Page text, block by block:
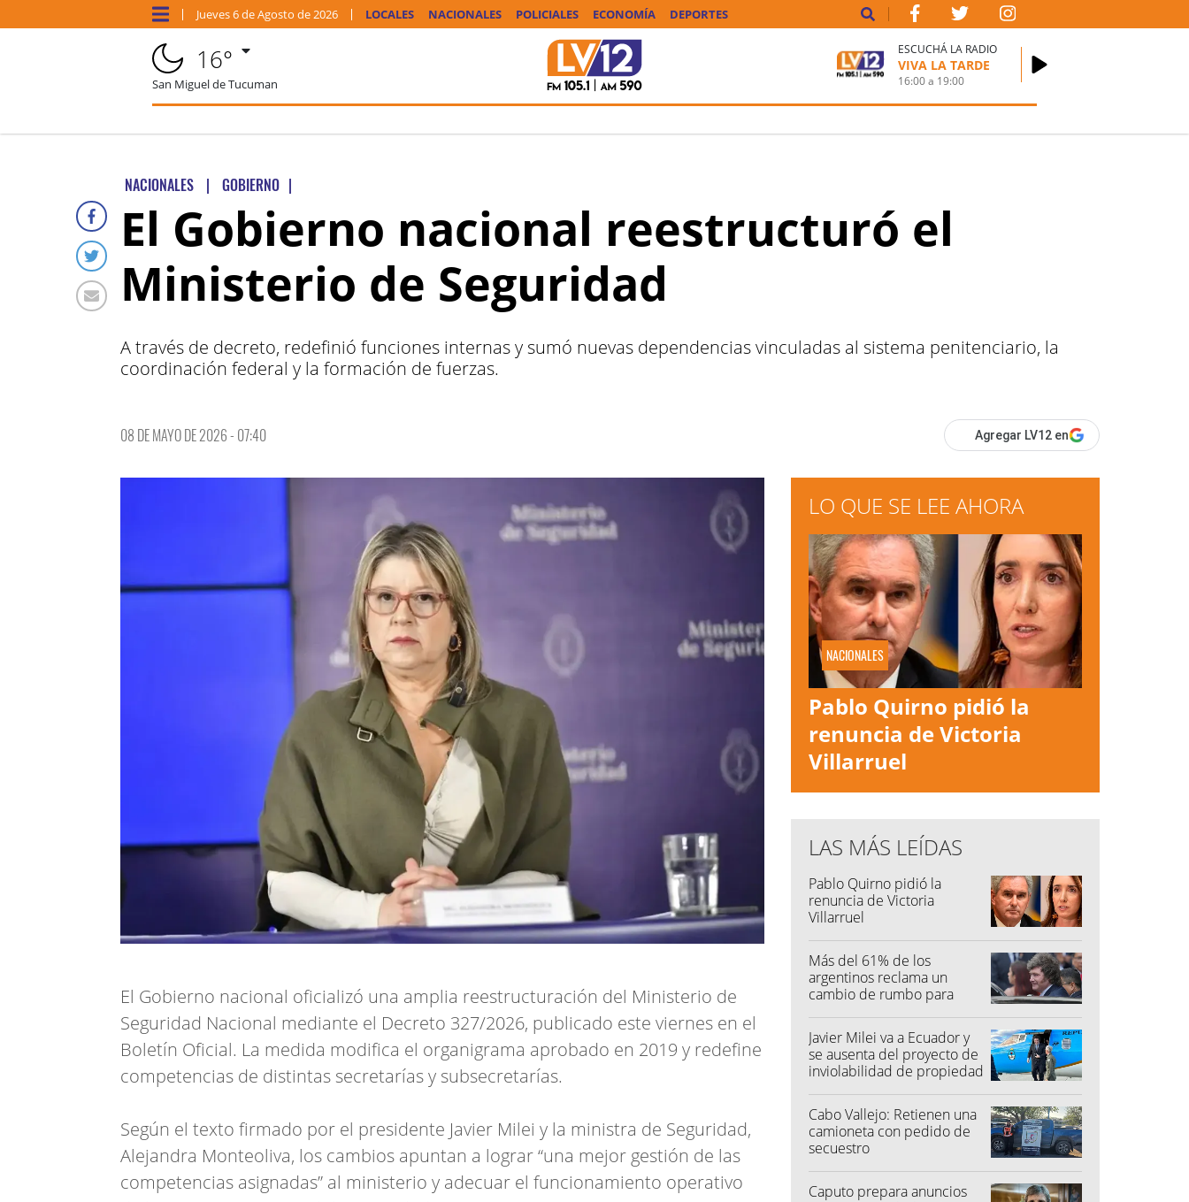
Jueves6 deAgosto de 2026 LOCALES NACIONALES POLICIALES ECONOMÍA DEPORTES
16°
San Miguel de Tucuman
ESCUCHÁ LA RADIO
VIVA LA TARDE
16:00a 19:00
NACIONALES | GOBIERNO |
El Gobierno nacional reestructuró el
Ministerio de Seguridad
A través de decreto, redefinió funciones internas y sumó nuevas dependencias vinculadas al sistema penitenciario, la
coordinación federal y la formación de fuerzas.
08 DE MAYO DE 2026 - 07:40 Agregar LV12 en
El Gobierno nacional oficializó una amplia reestructuración del Ministerio de
Seguridad Nacional mediante el Decreto 327/2026, publicado este viernes en el
Boletín Oficial. La medida modifica el organigrama aprobado en 2019 y redefine
competencias de distintas secretarías y subsecretarías.
Según el texto firmado por el presidente Javier Milei y la ministra de Seguridad,
Alejandra Monteoliva, los cambios apuntan a lograr “una mejor gestión de las
competencias asignadas” al ministerio y adecuar el funcionamiento operativo
LO QUE SE LEE AHORA
NACIONALES
Pablo Quirno pidió la
renuncia de Victoria
Villarruel
LAS MÁS LEÍDAS
Pablo Quirno pidió la
renuncia de Victoria
Villarruel
Más del 61% de los
argentinos reclama un
cambio de rumbo para
Javier Milei va a Ecuador y
se ausenta del proyecto de
inviolabilidad de propiedad
Cabo Vallejo: Retienen una
camioneta con pedido de
secuestro
Caputo prepara anuncios